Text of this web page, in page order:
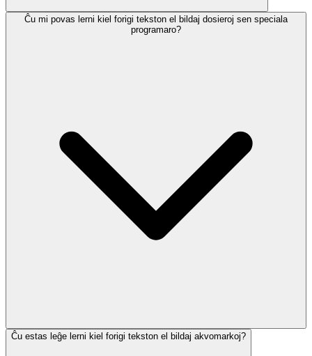
Ĉu mi povas lerni kiel forigi tekston el bildaj dosieroj sen speciala
programaro?
Ĉu estas leĝe lerni kiel forigi tekston el bildaj akvomarkoj?